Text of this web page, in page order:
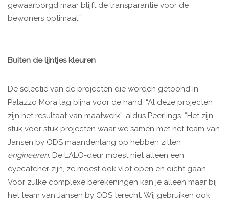
gewaarborgd maar blijft de transparantie voor de
bewoners optimaal.”
Buiten de lijntjes kleuren
De selectie van de projecten die worden getoond in
Palazzo Mora lag bijna voor de hand. “Al deze projecten
zijn het resultaat van maatwerk”, aldus Peerlings. “Het zijn
stuk voor stuk projecten waar we samen met het team van
Jansen by ODS maandenlang op hebben zitten
engineeren. De LALO-deur moest niet alleen een
eyecatcher zijn, ze moest ook vlot open en dicht gaan.
Voor zulke complexe berekeningen kan je alleen maar bij
het team van Jansen by ODS terecht. Wij gebruiken ook